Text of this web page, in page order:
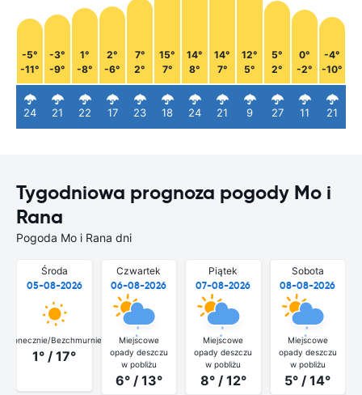
-5°
-11°
24
-3°
-9°
21
1°
-8°
22
2°
-6°
17
7°
2°
23
15°
7°
18
14°
8°
24
14°
7°
21
12°
5°
9
5°
2°
27
0°
-2°
11
-4°
-10°
21
Tygodniowa prognoza pogody Mo i
Rana
Pogoda Mo i Rana dni
Środa
05-08-2026
Słonecznie/Bezchmurnie
1° / 17°
Czwartek
06-08-2026
Miejscowe
opady deszczu
w pobliżu
6° / 13°
Piątek
07-08-2026
Miejscowe
opady deszczu
w pobliżu
8° / 12°
Sobota
08-08-2026
Miejscowe
opady deszczu
w pobliżu
5° / 14°